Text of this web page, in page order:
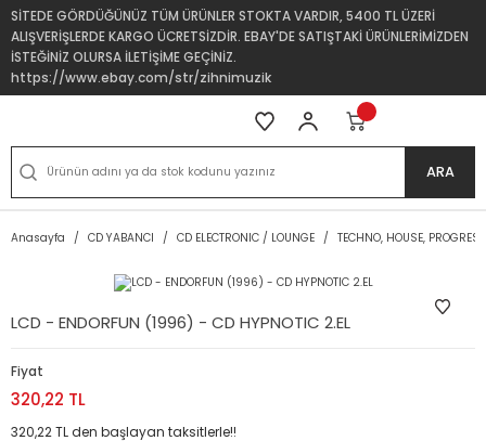
SİTEDE GÖRDÜĞÜNÜZ TÜM ÜRÜNLER STOKTA VARDIR, 5400 TL ÜZERİ
ALIŞVERİŞLERDE KARGO ÜCRETSİZDİR. EBAY'DE SATIŞTAKİ ÜRÜNLERİMİZDEN
İSTEĞİNİZ OLURSA İLETİŞİME GEÇİNİZ.
https://www.ebay.com/str/zihnimuzik
ARA
Anasayfa CD YABANCI CD ELECTRONIC / LOUNGE TECHNO, HOUSE,
LCD - ENDORFUN (1996) - CD HYPNOTIC 2.EL
Fiyat
320,22 TL
320,22 TL den başlayan taksitlerle!!